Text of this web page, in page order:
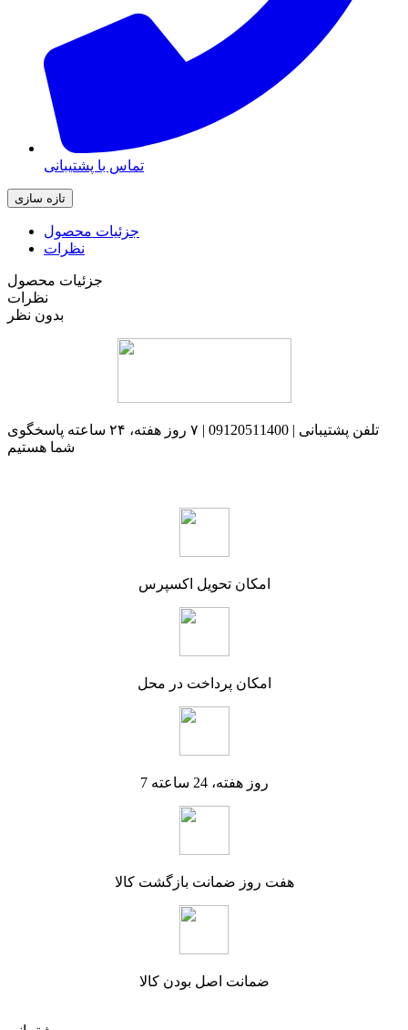
تماس با پشتیبانی
جزئیات محصول
نظرات
جزئیات محصول
نظرات
بدون نظر
تلفن پشتیبانی | 09120511400 | ۷ روز هفته، ۲۴ ساعته پاسخگوی
شما هستیم
امکان تحویل اکسپرس
امکان پرداخت در محل
7 روز هفته، 24 ساعته
هفت روز ضمانت بازگشت کالا
ضمانت اصل بودن کالا